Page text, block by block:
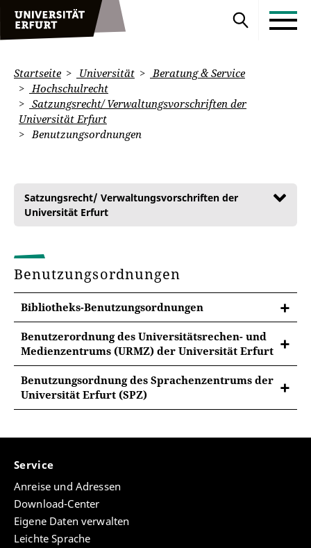
Startseite Universität
Beratung & Service
Hochschulrecht
Satzungsrecht/ Verwaltungsvorschriften der
Universität Erfurt
Benutzungsordnungen
Satzungsrecht/ Verwaltungsvorschriften der
Universität Erfurt
Benutzungsordnungen
Bibliotheks-Benutzungsordnungen
Benutzerordnung des Universitätsrechen- und
Medienzentrums (URMZ) der Universität Erfurt
Benutzerordnung des Universitätsrechen-
und Medienzentrums (URMZ) der Universität
Universitätsrechen- und Medienzentrums
(URMZ) der Universität Erfurt vom
05.12.2011
Benutzungsordnung des Sprachenzentrums der
Universität Erfurt (SPZ)
2.6.3|
Benutzungsordnung für das
Selbstlernzentrum im Sprachenzentrum
der Universität Erfurt vom 26.08.2015
Service
Anreise und Adressen
Download-Center
Eigene Daten verwalten
Leichte Sprache